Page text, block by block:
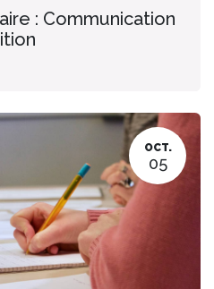
: Communication
OCT.
05